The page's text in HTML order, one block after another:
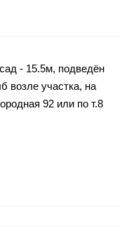
- 15.5м, подведён
возле участка, на
92 или по т.8